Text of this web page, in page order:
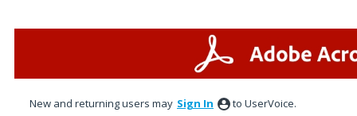
New and returning users may Sign In to UserVoice.